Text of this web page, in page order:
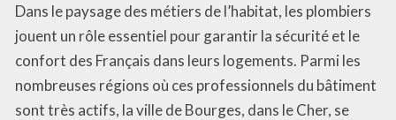
Dans le paysage des métiers de l’habitat, les plombiers
jouent un rôle essentiel pour garantir la sécurité et le
confort des Français dans leurs logements. Parmi les
nombreuses régions où ces professionnels du bâtiment
sont très actifs, la ville de Bourges, dans le Cher, se